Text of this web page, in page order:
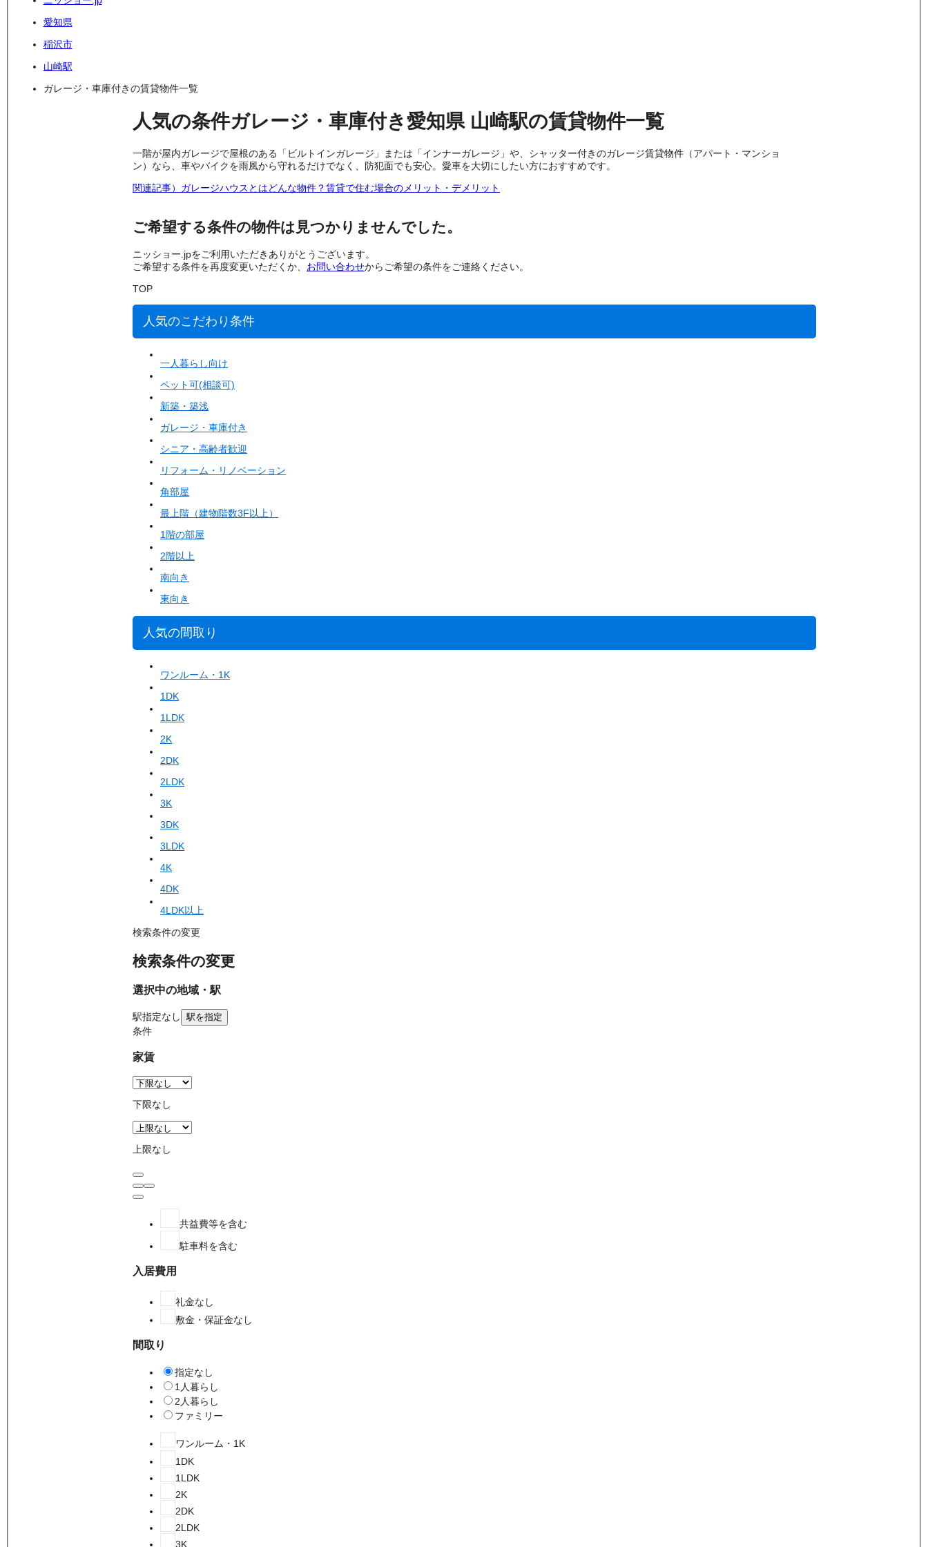
愛知県
稲沢市
山崎駅
ガレージ・車庫付きの賃貸物件一覧
人気の条件ガレージ・車庫付き愛知県 山崎駅の賃貸物件一覧
一階が屋内ガレージで屋根のある「ビルトインガレージ」または「インナーガレージ」や、シャッター付きのガレージ賃貸物件（アパート・マンショ
ン）なら、車やバイクを雨風から守れるだけでなく、防犯面でも安心。愛車を大切にしたい方におすすめです。
関連記事）ガレージハウスとはどんな物件？賃貸で住む場合のメリット・デメリット
ご希望する条件の物件は見つかりませんでした。
ニッショー.jpをご利用いただきありがとうございます。
ご希望する条件を再度変更いただくか、 お問い合わせからご希望の条件をご連絡ください。
TOP
人気のこだわり条件
一人暮らし向け
ペット可(相談可)
新築・築浅
ガレージ・車庫付き
シニア・高齢者歓迎
リフォーム・リノベーション
角部屋
最上階（建物階数3F以上）
1階の部屋
2階以上
南向き
東向き
人気の間取り
ワンルーム・1K
1DK
1LDK
2K
2DK
2LDK
3K
3DK
3LDK
4K
4DK
4LDK以上
検索条件の変更
検索条件の変更
選択中の地域・駅
駅指定なし 駅を指定
条件
家賃
下限なし
上限なし
共益費等を含む
駐車料を含む
入居費用
礼金なし
敷金・保証金なし
間取り
指定なし
1人暮らし
2人暮らし
ファミリー
ワンルーム・1K
1DK
1LDK
2K
2DK
2LDK
3K